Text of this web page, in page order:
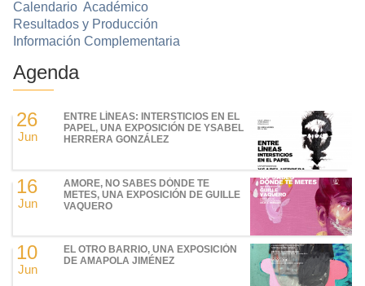
Calendario Académico
Resultados y Producción
Información Complementaria
Agenda
26
Jun
ENTRE LÍNEAS: INTERSTICIOS EN EL
PAPEL, UNA EXPOSICIÓN DE YSABEL
HERRERA GONZÁLEZ
16
Jun
AMORE, NO SABES DÓNDE TE
METES, UNA EXPOSICIÓN DE GUILLE
VAQUERO
10
Jun
EL OTRO BARRIO, UNA EXPOSICIÓN
DE AMAPOLA JIMÉNEZ